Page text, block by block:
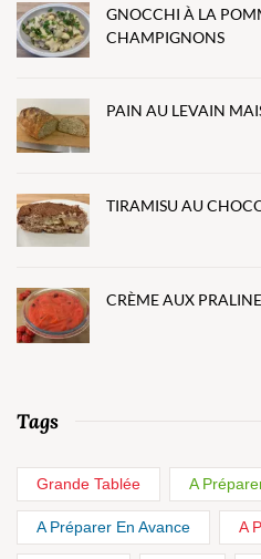
GNOCCHI À LA
CHAMPIGNONS
PAIN AU LEVAIN
TIRAMISU AU
CRÈME AUX
Tags
Grande Tablée A
A Préparer En Avance A